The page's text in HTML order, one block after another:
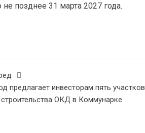
позднее 31 марта 2027 года.
предлагает инвесторам пять участков
ОКД в Коммунарке